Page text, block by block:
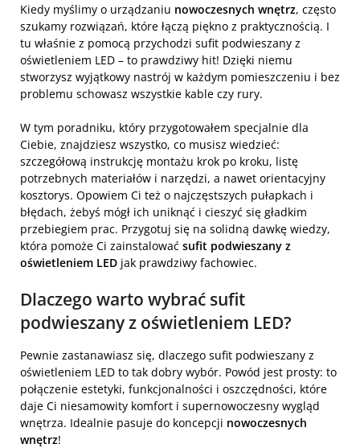
Kiedy myślimy o urządzaniu nowoczesnych wnętrz, często
szukamy rozwiązań, które łączą piękno z praktycznością. I
tu właśnie z pomocą przychodzi sufit podwieszany z
oświetleniem LED – to prawdziwy hit! Dzięki niemu
stworzysz wyjątkowy nastrój w każdym pomieszczeniu i bez
problemu schowasz wszystkie kable czy rury.
W tym poradniku, który przygotowałem specjalnie dla
Ciebie, znajdziesz wszystko, co musisz wiedzieć:
szczegółową instrukcję montażu krok po kroku, listę
potrzebnych materiałów i narzędzi, a nawet orientacyjny
kosztorys. Opowiem Ci też o najczęstszych pułapkach i
błędach, żebyś mógł ich uniknąć i cieszyć się gładkim
przebiegiem prac. Przygotuj się na solidną dawkę wiedzy,
która pomoże Ci zainstalować sufit podwieszany z
oświetleniem LED jak prawdziwy fachowiec.
Dlaczego warto wybrać sufit
podwieszany z oświetleniem LED?
Pewnie zastanawiasz się, dlaczego sufit podwieszany z
oświetleniem LED to tak dobry wybór. Powód jest prosty: to
połączenie estetyki, funkcjonalności i oszczędności, które
daje Ci niesamowity komfort i supernowoczesny wygląd
wnętrza. Idealnie pasuje do koncepcji nowoczesnych
wnętrz!